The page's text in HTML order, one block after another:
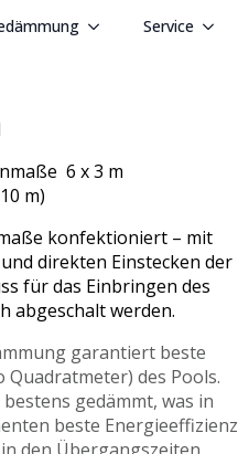
Service
6 x 3 m
m)
konfektioniert – mit
direkten Einstecken der
für das Einbringen des
abgeschalt werden.
garantiert beste
des Pools.
gedämmt, was in
beste Energieeffizienz